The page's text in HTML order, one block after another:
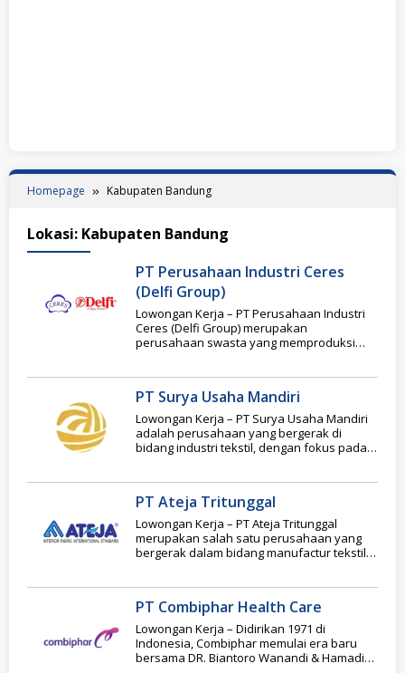
Homepage Kabupaten Bandung
Lokasi: Kabupaten Bandung
PT Perusahaan Industri Ceres
(Delfi Group)
Lowongan Kerja – PT Perusahaan Industri
Ceres (Delfi Group) merupakan
perusahaan swasta yang memproduksi
PT Surya Usaha Mandiri
Lowongan Kerja – PT Surya Usaha Mandiri
adalah perusahaan yang bergerak di
bidang industri tekstil, dengan fokus pada
PT Ateja Tritunggal
Lowongan Kerja – PT Ateja Tritunggal
merupakan salah satu perusahaan yang
bergerak dalam bidang manufactur tekstil,
PT Combiphar Health Care
Lowongan Kerja – Didirikan 1971 di
Indonesia, Combiphar memulai era baru
bersama DR. Biantoro Wanandi & Hamadi